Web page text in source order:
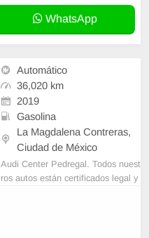
0-6,000 rpm
WhatsApp
Automático
36,020 km
2019
Gasolina
La Magdalena Contreras,
Ciudad de México
Audi Center Pedregal. Todos nuest
ros autos están certificados legal y